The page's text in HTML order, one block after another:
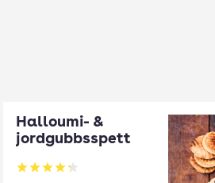
Halloumi- &
jordgubbsspett
Betyg: 4.3 av 5